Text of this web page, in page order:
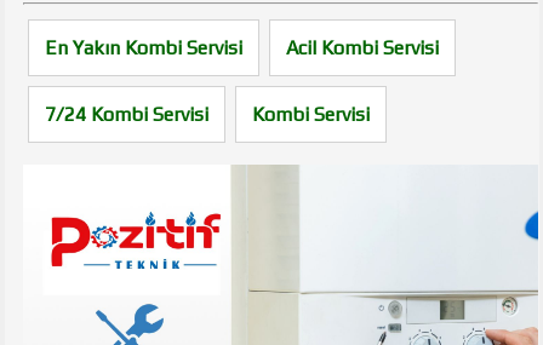
En Yakın Kombi Servisi Acil Kombi Servisi
7/24 Kombi Servisi Kombi Servisi